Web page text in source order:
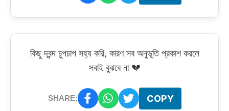
কিছু দ্বন্দ চুপচাপ সহ্য করি, কারণ সব অনুভূতি প্রকাশ করলে
সবাই বুঝবে না 💔
SHARE: COPY